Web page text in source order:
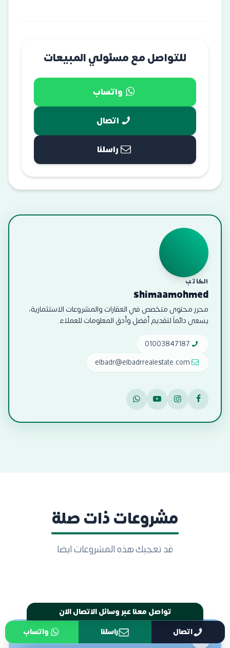
للتواصل مع مسئولي المبيعات
واتساب
اتصال
راسلنا
الكاتب
shimaamohmed
محرر محتوى متخصص في العقارات والمشروعات الاستثمارية،
يسعى دائماً لتقديم أفضل وأدق المعلومات للعملاء.
01003847187
elbadr@elbadrrealestate.com
مشروعات ذات صلة
قد تعجبك هذه المشروعات ايضا
تواصل معنا عبر وسائل الاتصال الان اتصال راسلنا واتساب